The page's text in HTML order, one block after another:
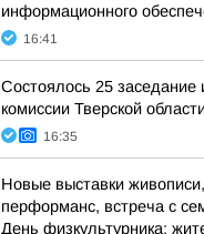
информационного
16:41
Состоялось 25 заседание
комиссии Тверской
16:35
Новые выставки
перформанс, встреча с
День физкультурника: